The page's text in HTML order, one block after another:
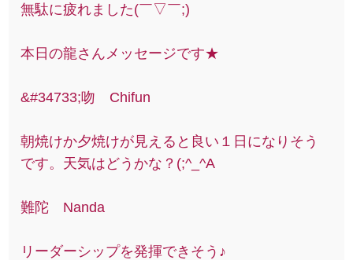
無駄に疲れました(￣▽￣;)
本日の龍さんメッセージです★
&#34733;吻 Chifun
朝焼けか夕焼けが見えると良い１日になりそう
です。天気はどうかな？(;^_^A
難陀 Nanda
リーダーシップを発揮できそう♪